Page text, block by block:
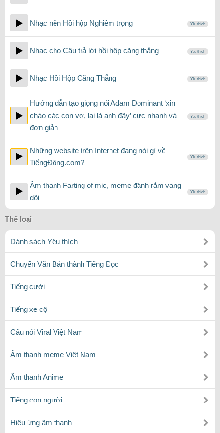
Nhạc nền Hồi hộp Nghiêm trọng Yêu thích
Nhạc cho Câu trả lời hồi hộp căng thẳng Yêu thích
Nhạc Hồi Hộp Căng Thẳng Yêu thích
Hướng dẫn tạo giọng nói Adam Dominant ‘xin
chào các con vợ, lại là anh đây’ cực nhanh và
đơn giản
Yêu thích
Những website trên Internet đang nói gì về
TiếngĐộng.com?
Yêu thích
Âm thanh Farting of mic, meme đánh rắm vang
dội
Yêu thích
Thể loại
Dánh sách Yêu thích
Chuyển Văn Bản thành Tiếng Đọc
Tiếng cười
Tiếng xe cộ
Câu nói Viral Việt Nam
Âm thanh meme Việt Nam
Âm thanh Anime
Tiếng con người
Hiệu ứng âm thanh